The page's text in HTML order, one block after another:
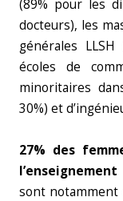
(89% pour les
docteurs), les
générales
écoles de
minoritaires
30%) et
27% des
sont notamment